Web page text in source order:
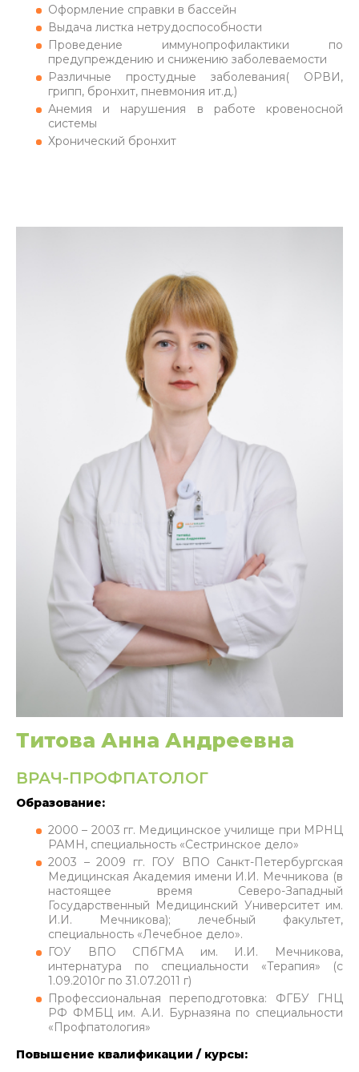
Оформление справки в бассейн
Выдача листка нетрудоспособности
Проведение иммунопрофилактики по
предупреждению и снижению заболеваемости
Различные простудные заболевания( ОРВИ,
грипп, бронхит, пневмония ит.д.)
Анемия и нарушения в работе кровеносной
системы
Хронический бронхит
Титова Анна Андреевна
ВРАЧ-ПРОФПАТОЛОГ
Образование:
2000 – 2003 гг. Медицинское училище при МРНЦ
РАМН, специальность «Сестринское дело»
2003 – 2009 гг. ГОУ ВПО Санкт-Петербургская
Медицинская Академия имени И.И. Мечникова (в
настоящее время Северо-Западный
Государственный Медицинский Университет им.
И.И. Мечникова); лечебный факультет,
специальность «Лечебное дело».
ГОУ ВПО СПбГМА им. И.И. Мечникова,
интернатура по специальности «Терапия» (с
1.09.2010г по 31.07.2011 г)
Профессиональная переподготовка: ФГБУ ГНЦ
РФ ФМБЦ им. А.И. Бурназяна по специальности
«Профпатология»
Повышение квалификации / курсы: